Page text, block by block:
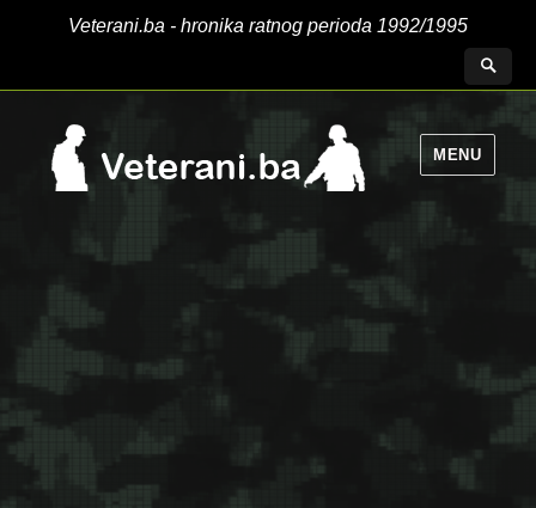
Veterani.ba - hronika ratnog perioda 1992/1995
MENU